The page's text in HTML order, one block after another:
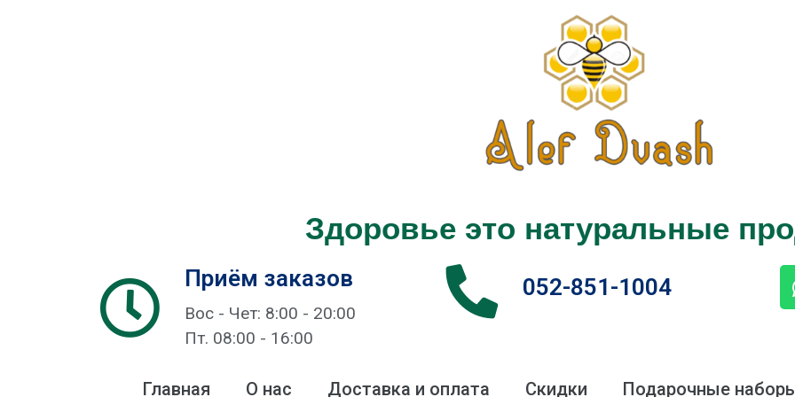
Здоровье это натуральные
Приём заказов
Вос - Чет: 8:00 - 20:00
Пт. 08:00 - 16:00
052-851-1004
Главная О нас Доставка и оплата Скидки Подарочные